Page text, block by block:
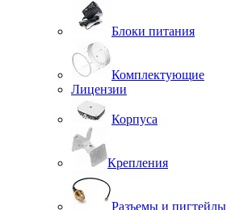
Блоки питания
Комплектующие
Лицензии
Корпуса
Крепления
Разъемы и пигтейлы